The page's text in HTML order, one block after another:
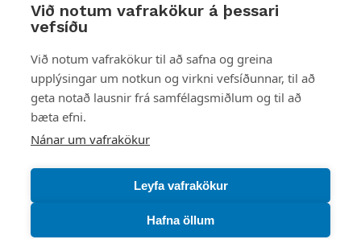
Við notum vafrakökur á þessari
vefsíðu
Við notum vafrakökur til að safna og greina
upplýsingar um notkun og virkni vefsíðunnar, til að
geta notað lausnir frá samfélagsmiðlum og til að
bæta efni.
Nánar um vafrakökur
Leyfa vafrakökur
Hafna öllum
Styttu þér leið
Mest skoðað
Starfsstöðvar
Náttúruverndarstofnun